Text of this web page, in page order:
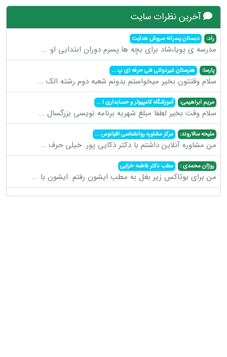
آخرین نظرات سایت
راد: دبستان پسرانه سروش هدایت
مدرسه ی پویا،شاد برای بچه ها.پسرم دوران ابتدایی او ...
پارسا: هنرستان غیردولتی فنی حرفه ای پ...
سلام وقتتون بخیر میخواستم بدونم شعبه دوم رشته الک ...
مریم ابراهیمی: آموزشگاه کامپیوتر و حسابداری ا...
سلام وقت بخیر لطفا مبلغ شهریه برنامه نویسی بزرگسال ...
ملیحه سالاروند: مرکز مشاوره روانشناسی اقیانوس...
من مشاوره آنلاین داشتم با دکتر ذکایی پور. خیلی حرف ...
روژان محمدی : مطب دکتر فاطمه خزایی
من برای بوتاکس زیر بغل به مطب ایشون رفتم .ایشون با ...